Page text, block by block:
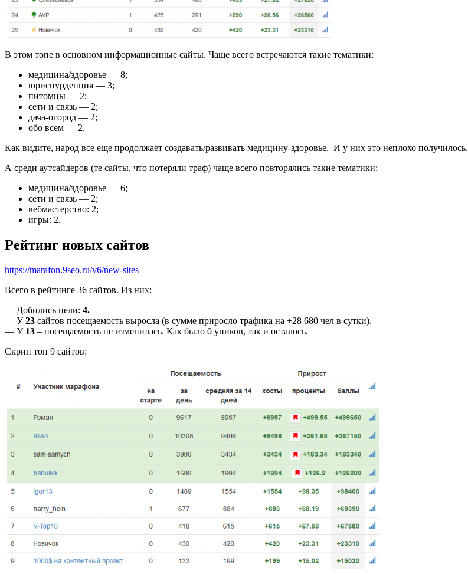
В этом топе в основном информационные сайты. Чаще всего встречаются такие тематики:
медицина/здоровье — 8;
юриспурденция — 3;
питомцы — 2;
сети и связь — 2;
дача-огород — 2;
обо всем — 2.
Как видите, народ все еще продолжает создавать/развивать медицину-здоровье. И у них это неплохо получилось.
А среди аутсайдеров (те сайты, что потеряли траф) чаще всего повторялись такие тематики:
медицина/здоровье — 6;
сети и связь — 2;
вебмастерство: 2;
игры: 2.
Рейтинг новых сайтов
https://marafon.9seo.ru/v6/new-sites
Всего в рейтинге 36 сайтов. Из них:
— Добились цели: 4.
— У23 сайтов посещаемость выросла (в сумме приросло трафика на +28 680 чел в сутки).
— У 13 – посещаемость не изменилась. Как было 0 уников, так и осталось.
Скрин топ 9 сайтов: